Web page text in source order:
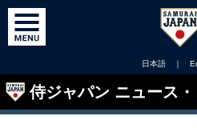
日本語 ｜
侍ジャパン ニュース